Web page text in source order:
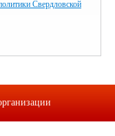
Свердловской